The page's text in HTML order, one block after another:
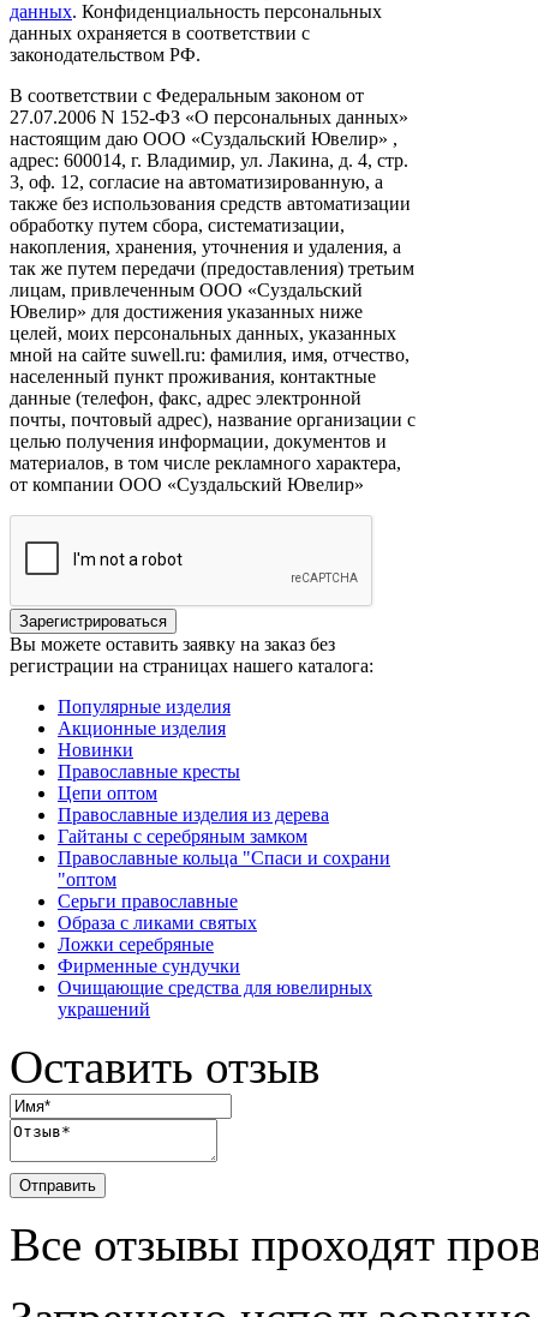
данных. Конфиденциальность персональных
данных охраняется в соответствии с
законодательством РФ.
В соответствии с Федеральным законом от
27.07.2006 N 152-ФЗ «О персональных данных»
настоящим даю ООО «Суздальский Ювелир» ,
адрес: 600014, г. Владимир, ул. Лакина, д. 4, стр.
3, оф. 12, согласие на автоматизированную, а
также без использования средств автоматизации
обработку путем сбора, систематизации,
накопления, хранения, уточнения и удаления, а
так же путем передачи (предоставления) третьим
лицам, привлеченным ООО «Суздальский
Ювелир» для достижения указанных ниже
целей, моих персональных данных, указанных
мной на сайте suwell.ru: фамилия, имя, отчество,
населенный пункт проживания, контактные
данные (телефон, факс, адрес электронной
почты, почтовый адрес), название организации с
целью получения информации, документов и
материалов, в том числе рекламного характера,
от компании ООО «Суздальский Ювелир»
Вы можете оставить заявку на заказ без
регистрации на страницах нашего каталога:
Популярные изделия
Акционные изделия
Новинки
Православные кресты
Цепи оптом
Православные изделия из дерева
Гайтаны с серебряным замком
Православные кольца "Спаси и сохрани
"оптом
Серьги православные
Образа с ликами святых
Ложки серебряные
Фирменные сундучки
Очищающие средства для ювелирных
украшений
Оставить отзыв
Отправить
Все отзывы проходят